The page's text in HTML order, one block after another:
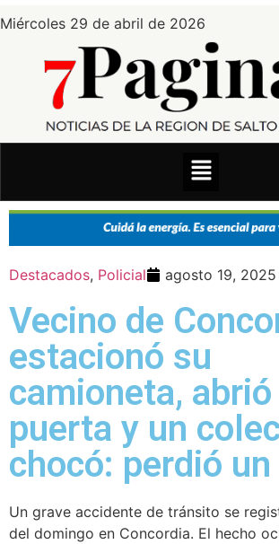
Miércoles 29 de abril de 2026
Destacados, Policial agosto 19, 2025
Vecino de
estacionó su
camioneta,
puerta y un
chocó: perdió un
Un grave accidente de tránsito se
del domingo en Concordia. El hecho